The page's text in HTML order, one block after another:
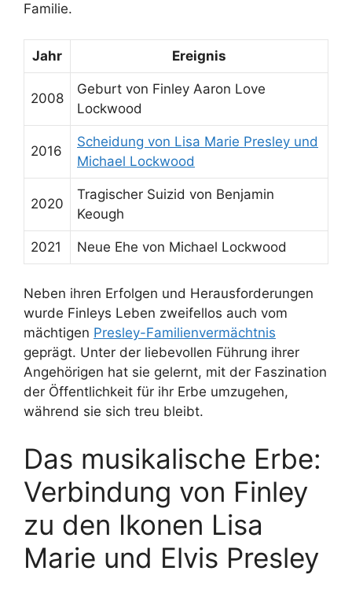
Familie.
Jahr Ereignis
2008
Geburt von Finley Aaron Love
Lockwood
2016
Scheidung von Lisa Marie Presley und
Michael Lockwood
2020
Tragischer Suizid von Benjamin
Keough
2021 Neue Ehe von Michael Lockwood
Neben ihren Erfolgen und Herausforderungen
wurde Finleys Leben zweifellos auch vom
mächtigen Presley-Familienvermächtnis
geprägt. Unter der liebevollen Führung ihrer
Angehörigen hat sie gelernt, mit der Faszination
der Öffentlichkeit für ihr Erbe umzugehen,
während sie sich treu bleibt.
Das musikalische Erbe:
Verbindung von Finley
zu den Ikonen Lisa
Marie und Elvis Presley